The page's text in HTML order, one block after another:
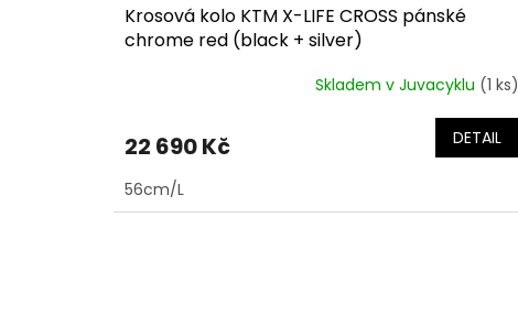
Krosová kolo KTM X-LIFE CROSS pánské
chrome red (black + silver)
Skladem v Juvacyklu (1 ks)
22 690 Kč DETAIL
56cm/L